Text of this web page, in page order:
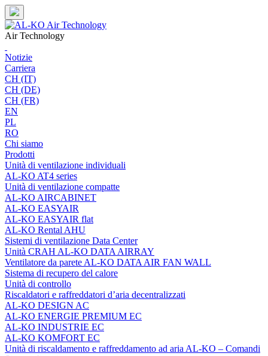
Skip
to
content
Air Technology
Notizie
Carriera
CH (IT)
CH (DE)
CH (FR)
EN
PL
RO
Chi siamo
Prodotti
Unità di ventilazione individuali
AL-KO AT4 series
Unità di ventilazione compatte
AL-KO AIRCABINET
AL-KO EASYAIR
AL-KO EASYAIR flat
AL-KO Rental AHU
Sistemi di ventilazione Data Center
Unità CRAH AL-KO DATA AIRRAY
Ventilatore da parete AL-KO DATA AIR FAN WALL
Sistema di recupero del calore
Unità di controllo
Riscaldatori e raffreddatori d’aria decentralizzati
AL-KO DESIGN AC
AL-KO ENERGIE PREMIUM EC
AL-KO INDUSTRIE EC
AL-KO KOMFORT EC
Unità di riscaldamento e raffreddamento ad aria AL‑KO – Comandi